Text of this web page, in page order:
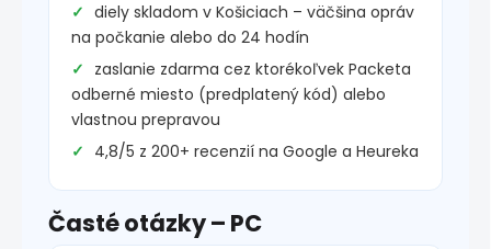
diely skladom v Košiciach – väčšina opráv
na počkanie alebo do 24 hodín
zaslanie zdarma cez ktorékoľvek Packeta
odberné miesto (predplatený kód) alebo
vlastnou prepravou
4,8/5 z 200+ recenzií na Google a Heureka
Časté otázky – PC